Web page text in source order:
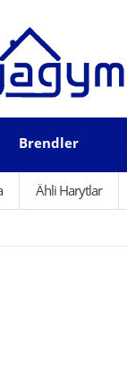
Brendler
Ähli Harytlar